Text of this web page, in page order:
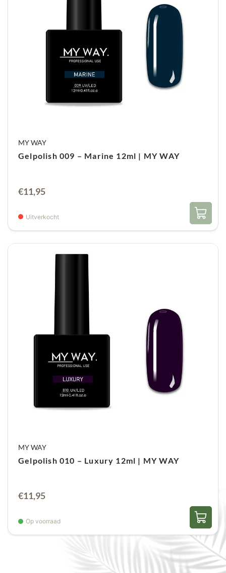
MY WAY
Gelpolish 009 – Marine 12ml | MY WAY
€11,95
Uitverkocht
MY WAY
Gelpolish 010 – Luxury 12ml | MY WAY
€11,95
Op voorraad